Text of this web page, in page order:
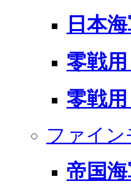
日本
零戦
零戦
ファイン
帝国